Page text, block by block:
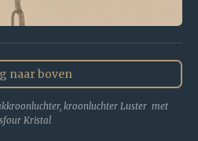
naar boven
kroonluchter Luster met
Kristal